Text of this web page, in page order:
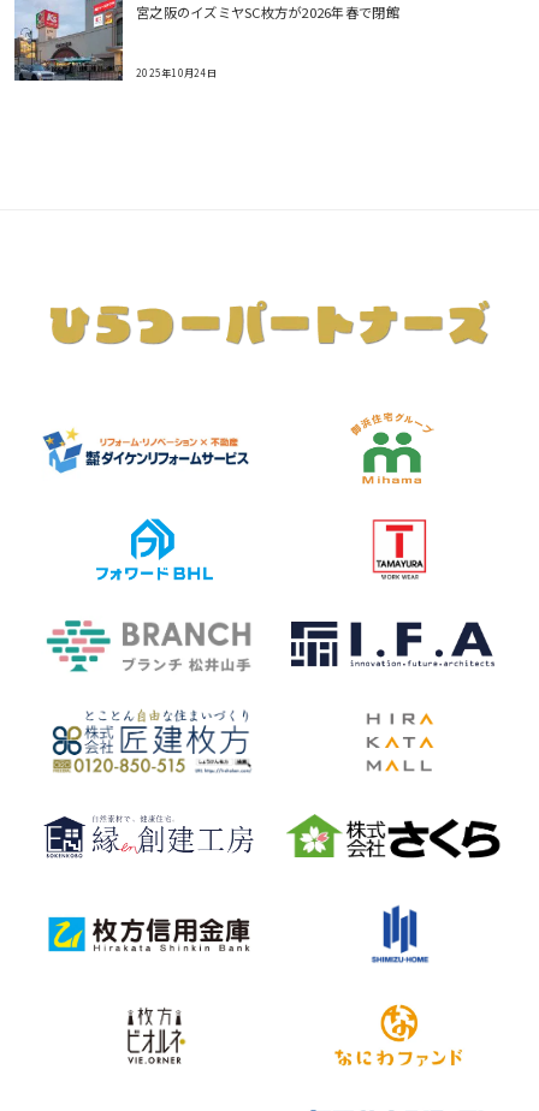
宮之阪のイズミヤSC枚方が2026年春で閉館
2025年10月24日